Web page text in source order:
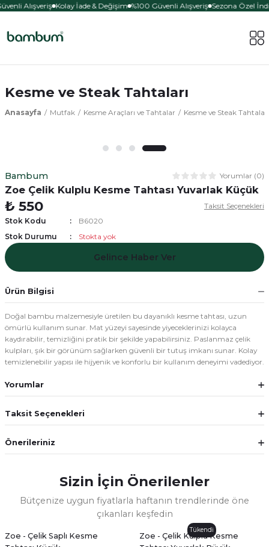
Alışveriş Kolay İade & Değişim %100 Güvenli Alışveriş Sezona Özel
Kesme ve Steak Tahtaları
Anasayfa Mutfak Kesme Araçları ve Tahtalar Kesme ve Steak Tahtaları
Bambum Yorumlar (0)
Zoe Çelik Kulplu Kesme Tahtası Yuvarlak Küçük
₺ 550
Taksit Seçenekleri
Stok Kodu
B6020
Stok Durumu
Stokta yok
Gelince Haber Ver
Ürün Bilgisi
Doğal bambu malzemesiyle üretilen bu dayanıklı kesme tahtası, uzun
ömürlü kullanım sunar. Mat yüzeyi sayesinde yiyeceklerinizi kolayca
kaydırabilir, temizliğini pratik bir şekilde yapabilirsiniz. Paslanmaz çelik
kulpları, şık bir görünüm sağlarken güvenli bir tutuş imkanı sunar. Kolay
temizlenebilir yapısı ile hijyenik ve konforlu bir kullanım deneyimi vadediyor.
Yorumlar
Taksit Seçenekleri
Önerileriniz
Sizin İçin Önerilenler
Bütçenize uygun fiyatlarla haftanın trendlerinde öne
çıkanları keşfedin
Zoe - Çelik Saplı Kesme
Tükendi
Zoe - Çelik Kulplu Kesme